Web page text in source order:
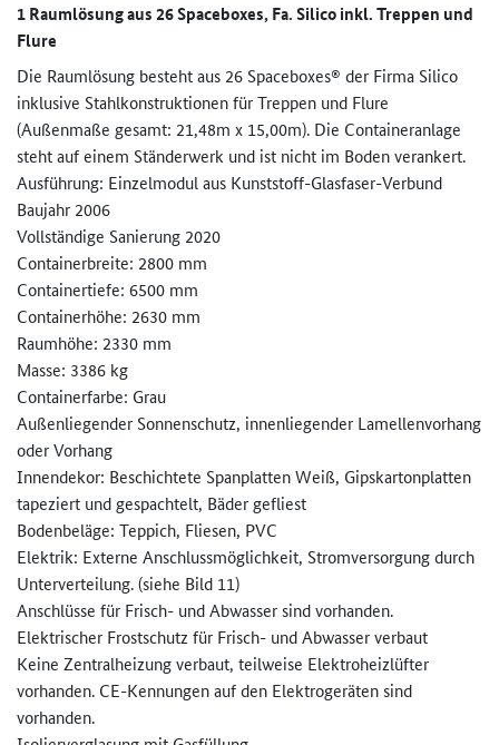
1 Raumlösung aus 26 Spaceboxes, Fa. Silico inkl. Treppen und
Flure
Die Raumlösung besteht aus 26 Spaceboxes® der Firma Silico
inklusive Stahlkonstruktionen für Treppen und Flure
(Außenmaße gesamt: 21,48m x 15,00m). Die Containeranlage
steht auf einem Ständerwerk und ist nicht im Boden verankert.
Ausführung: Einzelmodul aus Kunststoff-Glasfaser-Verbund
Baujahr 2006
Vollständige Sanierung 2020
Containerbreite: 2800 mm
Containertiefe: 6500 mm
Containerhöhe: 2630 mm
Raumhöhe: 2330 mm
Masse: 3386 kg
Containerfarbe: Grau
Außenliegender Sonnenschutz, innenliegender Lamellenvorhang
oder Vorhang
Innendekor: Beschichtete Spanplatten Weiß, Gipskartonplatten
tapeziert und gespachtelt, Bäder gefliest
Bodenbeläge: Teppich, Fliesen, PVC
Elektrik: Externe Anschlussmöglichkeit, Stromversorgung durch
Unterverteilung. (siehe Bild 11)
Anschlüsse für Frisch- und Abwasser sind vorhanden.
Elektrischer Frostschutz für Frisch- und Abwasser verbaut
Keine Zentralheizung verbaut, teilweise Elektroheizlüfter
vorhanden. CE-Kennungen auf den Elektrogeräten sind
vorhanden.